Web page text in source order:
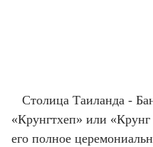
Столица Таиланда -
«Крунгтхеп» или
его полное